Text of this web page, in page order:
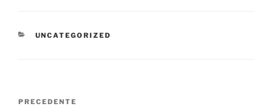
CATEGORIE
UNCATEGORIZED
Articolo
PRECEDENTE